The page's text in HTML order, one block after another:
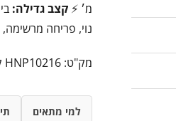
מ׳ ⚡ קצב גדילה:
נוי, פריחה
מק"ט: HNP10216
למי מתאים